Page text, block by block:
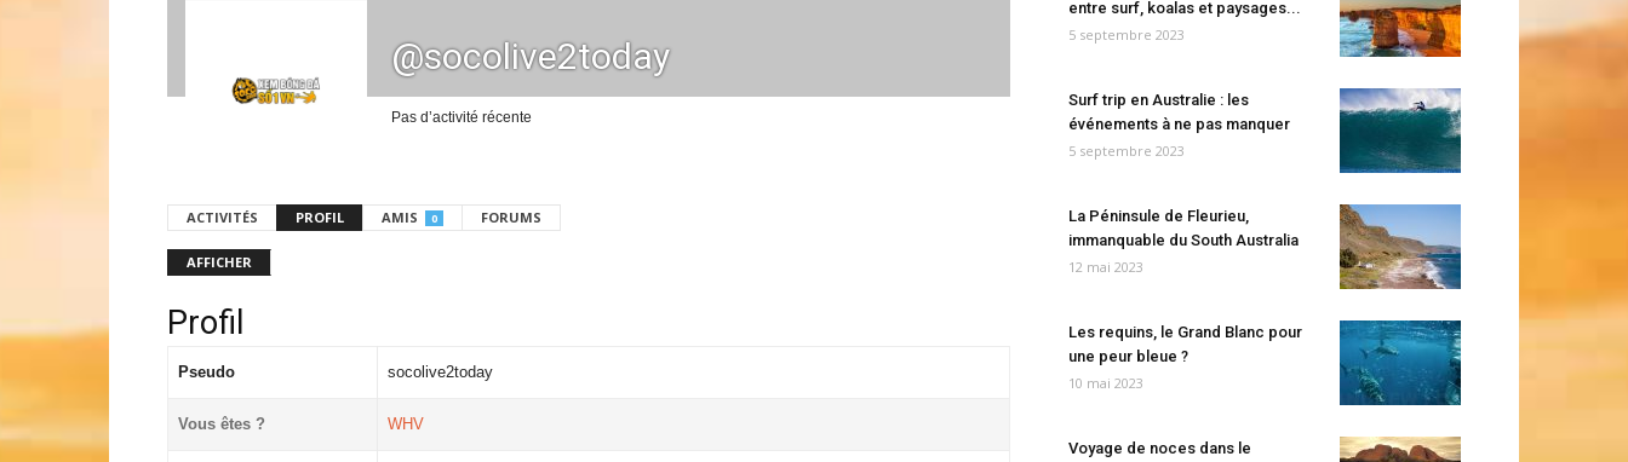
@socolive2today
Pas d’activité récente
ACTIVITÉS PROFIL AMIS 0 FORUMS
AFFICHER
Profil
Pseudo socolive2today
Vous êtes ? WHV
entre surf, koalas et paysages...
5 septembre 2023
Surf trip en Australie : les
événements à ne pas manquer
5 septembre 2023
La Péninsule de Fleurieu,
immanquable du South Australia
12 mai 2023
Les requins, le Grand Blanc pour
une peur bleue ?
10 mai 2023
Voyage de noces dans le